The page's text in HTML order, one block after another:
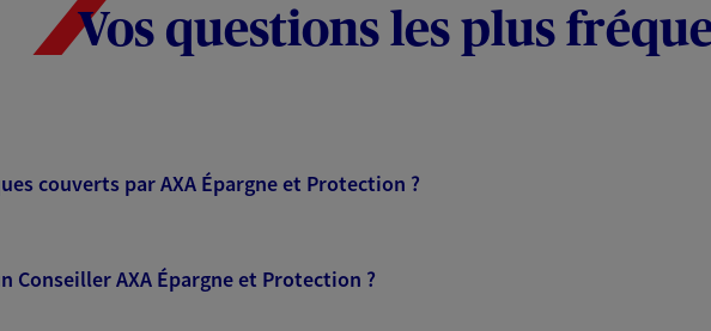
Vos questions les plus
couverts par AXA Épargne et Protection ?
Conseiller AXA Épargne et Protection ?